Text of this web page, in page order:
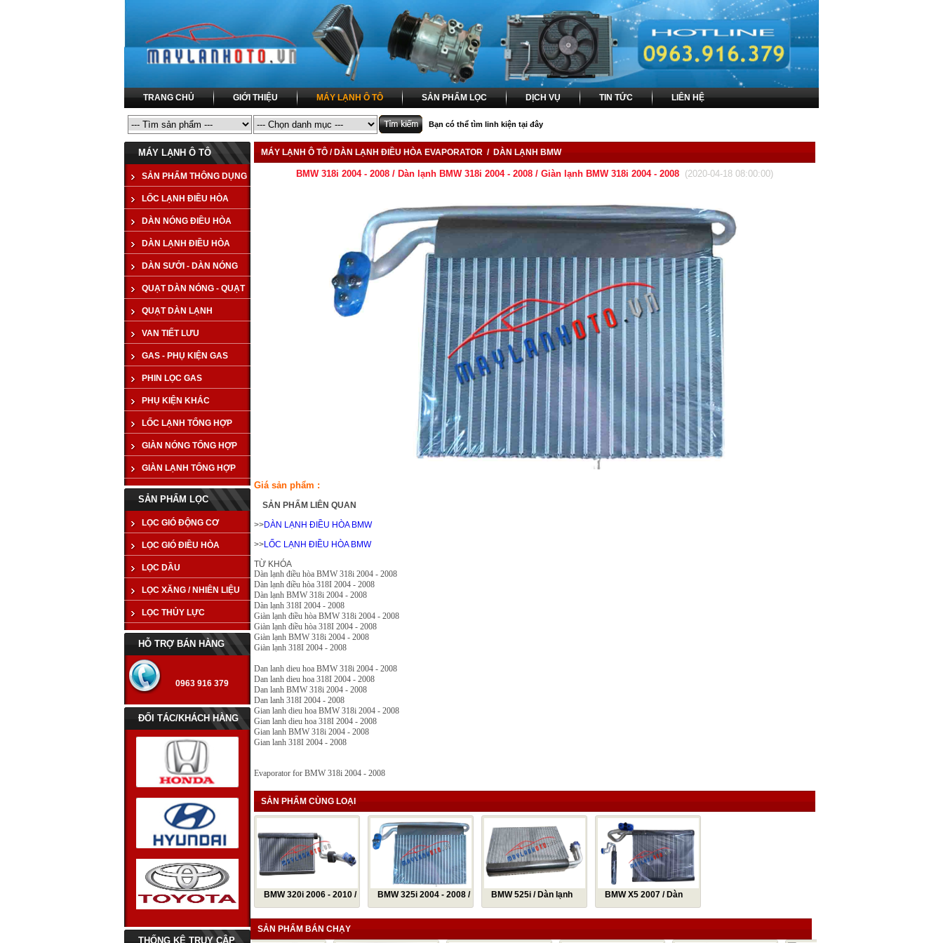
TRANG CHỦ GIỚI THIỆU MÁY LẠNH Ô TÔ SẢN PHẨM LỌC DỊCH VỤ TIN TỨC LIÊN HỆ
Bạn có thể tìm linh kiện tại đây
MÁY LẠNH Ô TÔ
SẢN PHẨM THÔNG DỤNG
LỐC LẠNH ĐIỀU HÒA
COMPRESSOR
DÀN NÓNG ĐIỀU HÒA
CONDENSER
DÀN LẠNH ĐIỀU HÒA
EVAPORATOR
DÀN SƯỞI - DÀN NÓNG
TAPLO - HEATER
QUẠT DÀN NÓNG - QUẠT
KÉT NƯỚC
QUẠT DÀN LẠNH
VAN TIẾT LƯU
GAS - PHỤ KIỆN GAS
PHIN LỌC GAS
PHỤ KIỆN KHÁC
LỐC LẠNH TỔNG HỢP
GIÀN NÓNG TỔNG HỢP
GIÀN LẠNH TỔNG HỢP
SẢN PHẨM LỌC
LỌC GIÓ ĐỘNG CƠ
LỌC GIÓ ĐIỀU HÒA
LỌC DẦU
LỌC XĂNG / NHIÊN LIỆU
LỌC THỦY LỰC
HỖ TRỢ BÁN HÀNG
0963 916 379
ĐỐI TÁC/KHÁCH HÀNG
THỐNG KÊ TRUY CẬP
Những mẫu xe hay gặp vấn
7 mẹo vặt giúp ích cho những
MÁY LẠNH Ô TÔ / DÀN LẠNH ĐIỀU HÒA EVAPORATOR / DÀN LẠNH BMW
BMW 318i 2004 - 2008 / Dàn lạnh BMW 318i 2004 - 2008 / Giàn lạnh BMW 318i 2004 - 2008 (2020-04-18 08:00:00)
Giá sản phẩm :
SẢN PHẨM LIÊN QUAN
>>DÀN LẠNH ĐIỀU HÒA BMW
>>LỐC LẠNH ĐIỀU HÒA BMW
TỪ KHÓA
Dàn lạnh điều hòa BMW 318i 2004 - 2008
Dàn lạnh điều hòa 318I 2004 - 2008
Dàn lạnh BMW 318i 2004 - 2008
Dàn lạnh 318I 2004 - 2008
Giàn lạnh điều hòa BMW 318i 2004 - 2008
Giàn lạnh điều hòa 318I 2004 - 2008
Giàn lạnh BMW 318i 2004 - 2008
Giàn lạnh 318I 2004 - 2008
Dan lanh dieu hoa BMW 318i 2004 - 2008
Dan lanh dieu hoa 318I 2004 - 2008
Dan lanh BMW 318i 2004 - 2008
Dan lanh 318I 2004 - 2008
Gian lanh dieu hoa BMW 318i 2004 - 2008
Gian lanh dieu hoa 318I 2004 - 2008
Gian lanh BMW 318i 2004 - 2008
Gian lanh 318I 2004 - 2008
Evaporator for BMW 318i 2004 - 2008
SẢN PHẨM CÙNG LOẠI
BMW 320i 2006 - 2010 /
Dàn lạnh BMW 320i 2006
- 2010 / Giàn lạnh BMW
BMW 325i 2004 - 2008 /
Dàn lạnh BMW 325i 2004
BMW 525i / Dàn lạnh
BMW 525i / Giàn lạnh
BMW X5 2007 / Dàn
lạnh BMW X5 2007 / Giàn
SẢN PHẨM BÁN CHẠY